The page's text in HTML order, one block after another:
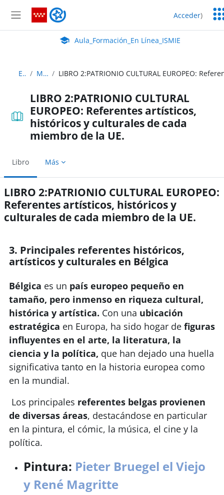
Panel lateral
Aula_Formación_En Línea_ISMIE Acceder)
Aula Virtual de EducaMadrid:
Aula_Formación_En Línea_ISMIE
EU_1 Módulo 2
LIBRO 2:PATRIONIO CULTURAL
EUROPEO: Referentes artísticos,
históricos y culturales de cada
miembro de la UE.
Libro Más
LIBRO 2:PATRIONIO CULTURAL EUROPEO:
Referentes artísticos, históricos y
culturales de cada miembro de la UE.
3. Principales referentes históricos,
artísticos y culturales en Bélgica
Bélgica es un país europeo pequeño en
tamaño, pero inmenso en riqueza cultural,
histórica y artística. Con una ubicación
estratégica en Europa, ha sido hogar de figuras
influyentes en el arte, la literatura, la
ciencia y la política, que han dejado una huella
significativa tanto en la historia europea como
en la mundial.
Los principales referentes belgas provienen
de diversas áreas, destacándose en particular
en la pintura, el cómic, la música, el cine y la
política.
Pintura: Pieter Bruegel el Viejo
y René Magritte